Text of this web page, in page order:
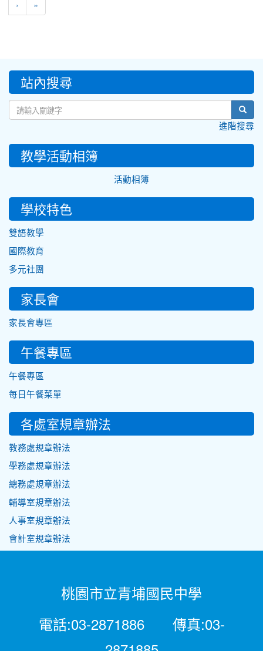
› »
::: 站內搜尋
進階搜尋
教學活動相簿
活動相簿
學校特色
雙語教學
國際教育
多元社團
家長會
家長會專區
午餐專區
午餐專區
每日午餐菜單
各處室規章辦法
教務處規章辦法
學務處規章辦法
總務處規章辦法
輔導室規章辦法
人事室規章辦法
會計室規章辦法
桃園市立青埔國民中學
電話:03-2871886 傳真:03-